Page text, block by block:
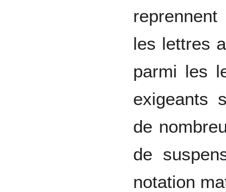
les lettres
parmi les
exigeants
de
de
notation